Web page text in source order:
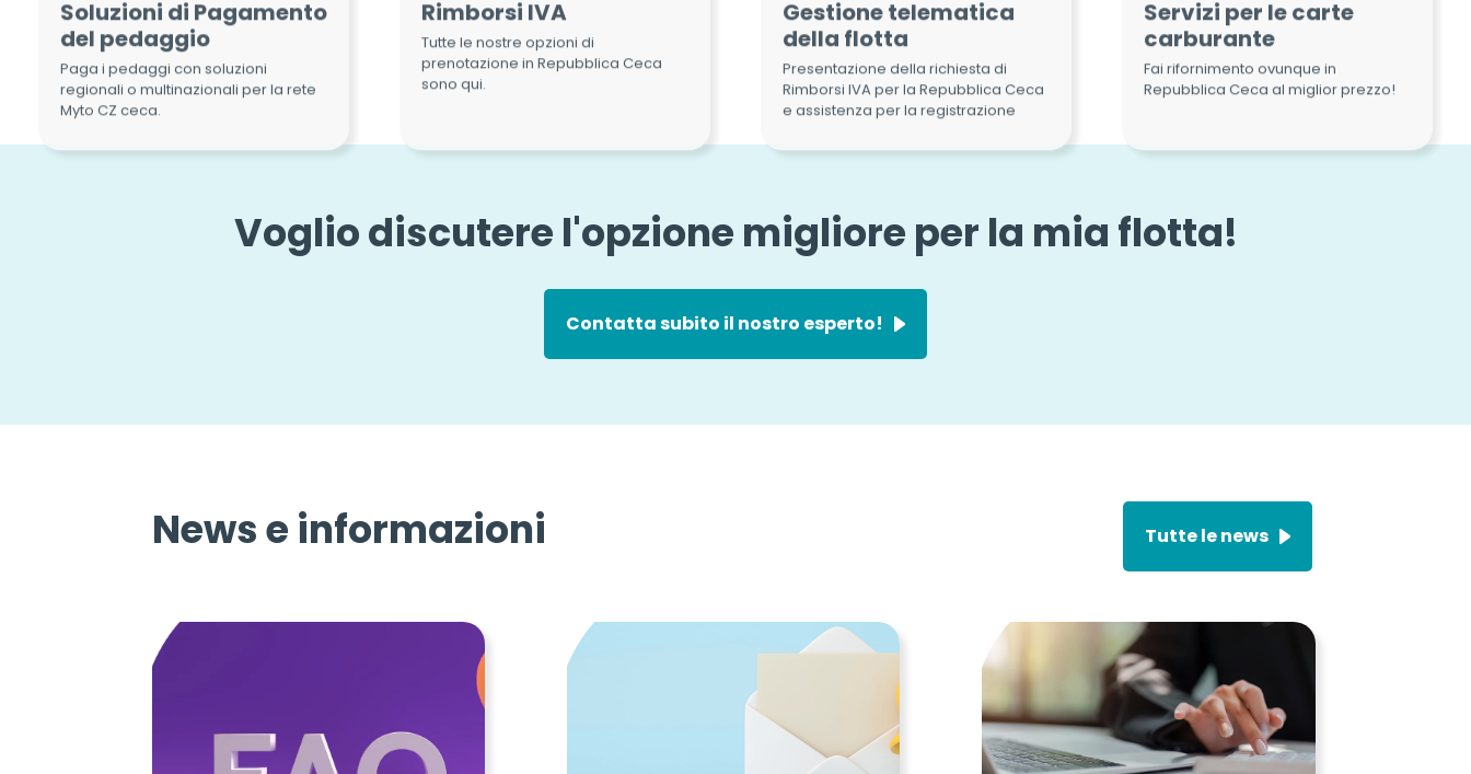
regionali o multinazionali per la rete
Myto CZ ceca.
sono qui.
Rimborsi IVA per la Repubblica Ceca
e assistenza per la registrazione
Repubblica Ceca al miglior prezzo!
Voglio discutere l'opzione migliore per la mia flotta!
Contatta subito il nostro esperto!
News e informazioni Tutte le news